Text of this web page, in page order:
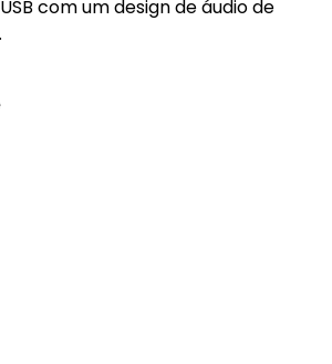
com um design de áudio de